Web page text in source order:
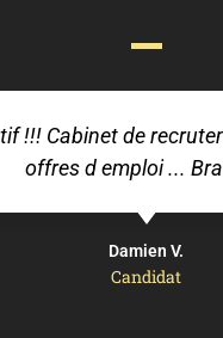
!!! Cabinet de
offres d emploi ...
Damien V.
Candidat